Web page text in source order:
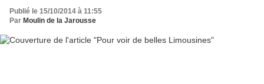
Publié le 15/10/2014 à 11:55
Par Moulin de la Jarousse